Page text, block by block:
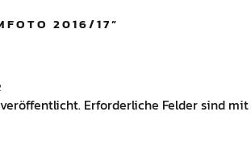
2016/17”
Erforderliche Felder sind mit